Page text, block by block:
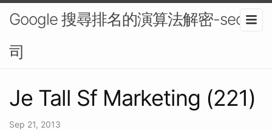
Google 搜尋排名的演算法解密-seo公
司
Je Tall Sf Marketing (221)
Sep 21, 2013